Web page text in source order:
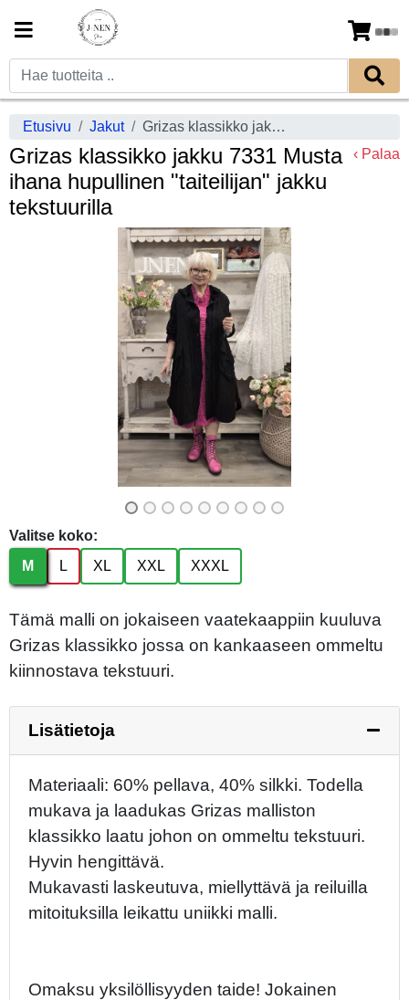
Etusivu Jakut Grizas klassikko jakku 7331 Musta ihana hupullinen "taiteilijan" jakku tekstuurilla
Grizas klassikko jakku 7331 Musta
ihana hupullinen "taiteilijan" jakku
tekstuurilla
‹ Palaa
Valitse koko:
M
L XL XXL XXXL
Tämä malli on jokaiseen vaatekaappiin kuuluva
Grizas klassikko jossa on kankaaseen ommeltu
kiinnostava tekstuuri.
Lisätietoja
Materiaali: 60% pellava, 40% silkki. Todella
mukava ja laadukas Grizas malliston
klassikko laatu johon on ommeltu tekstuuri.
Hyvin hengittävä.
Mukavasti laskeutuva, miellyttävä ja reiluilla
mitoituksilla leikattu uniikki malli.
Omaksu yksilöllisyyden taide! Jokainen